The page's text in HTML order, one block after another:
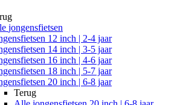
jongensfietsen
12 inch | 2-4 jaar
14 inch | 3-5 jaar
16 inch | 4-6 jaar
18 inch | 5-7 jaar
20 inch | 6-8 jaar
Terug